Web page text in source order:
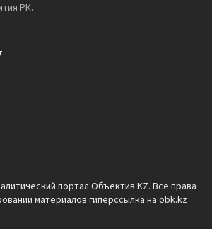
РК.
портал Объектив.KZ. Все права
материалов гиперссылка на obk.kz